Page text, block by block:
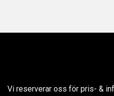
Vi reserverar oss för pris- &